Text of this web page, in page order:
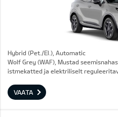
Hybrid (Pet./El.), Automatic
Wolf Grey (WAF), Mustad
istmekatted ja elektriliselt
VAATA